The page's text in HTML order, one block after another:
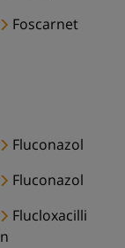
Foscarnet
Fluconazol
Fluconazol
Flucloxacilli
n